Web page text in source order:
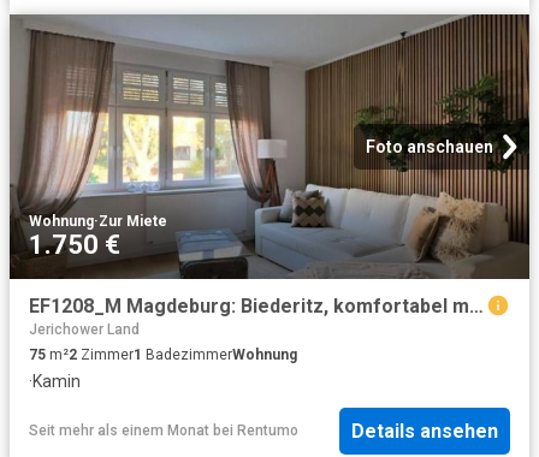
Foto anschauen
Wohnung·Zur Miete
1.750 €
EF1208_M Magdeburg: Biederitz, komfortabel möblierte Wohnung mit Wohnküche, Parkettböden und Kamin
Jerichower Land
75 m²2 Zimmer1 BadezimmerWohnung
·Kamin
Seit mehr als einem Monat bei Rentumo Details ansehen